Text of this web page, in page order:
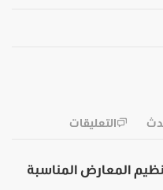
التعليقات
المعارض المناسبة